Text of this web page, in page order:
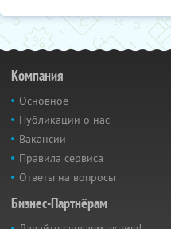
Компания
Основное
Публикации о нас
Вакансии
Правила сервиса
Ответы на вопросы
Бизнес-Партнёрам